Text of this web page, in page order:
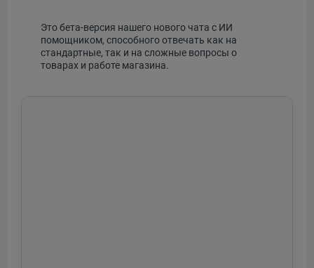
Это бета-версия нашего нового чата с ИИ
помощником, способного отвечать как на
стандартные, так и на сложные вопросы о
товарах и работе магазина.